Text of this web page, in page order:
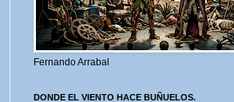
Fernando Arrabal
DONDE EL VIENTO HACE BUÑUELOS.